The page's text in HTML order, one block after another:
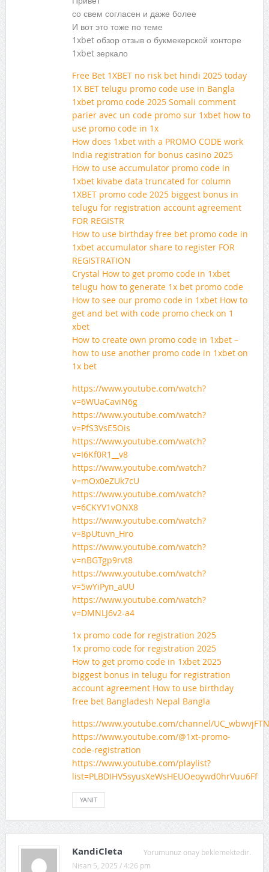
со свем согласен и даже более
И вот это тоже по теме
1xbet обзор отзыв о букмекерской конторе
1xbet зеркало
Free Bet 1XBET no risk bet hindi 2025 today
1X BET telugu promo code use in Bangla
1xbet promo code 2025 Somali comment
parier avec un code promo sur 1xbet how to
use promo code in 1x
How does 1xbet with a PROMO CODE work
India registration for bonus casino 2025
How to use accumulator promo code in
1xbet kivabe data truncated for column
1XBET promo code 2025 biggest bonus in
telugu for registration account agreement
FOR REGISTR
How to use birthday free bet promo code in
1xbet accumulator share to register FOR
REGISTRATION
Crystal How to get promo code in 1xbet
telugu how to generate 1x bet promo code
How to see our promo code in 1xbet How to
get and bet with code promo check on 1
xbet
How to create own promo code in 1xbet –
how to use another promo code in 1xbet on
1x bet
https://www.youtube.com/watch?
v=6WUaCaviN6g
https://www.youtube.com/watch?
v=PfS3VsE5Ois
https://www.youtube.com/watch?
v=I6Kf0R1__v8
https://www.youtube.com/watch?
v=mOx0eZUk7cU
https://www.youtube.com/watch?
v=6CKYV1vONX8
https://www.youtube.com/watch?
v=8pUtuvn_Hro
https://www.youtube.com/watch?
v=nBGTgp9rvt8
https://www.youtube.com/watch?
v=5wYiPyn_aUU
https://www.youtube.com/watch?
v=DMNLJ6v2-a4
1x promo code for registration 2025
1x promo code for registration 2025
How to get promo code in 1xbet 2025
biggest bonus in telugu for registration
account agreement How to use birthday
free bet Bangladesh Nepal Bangla
https://www.youtube.com/channel/
https://www.youtube.com/@1xt-promo-
code-registration
https://www.youtube.com/playlist?
list=PLBDIHV5syusXeWsHEUOeoywd0hrVuu6Ff
YANIT
Yorumunuz onay beklemektedir.
KandiCleta
Nisan 5, 2025 / 4:26 pm